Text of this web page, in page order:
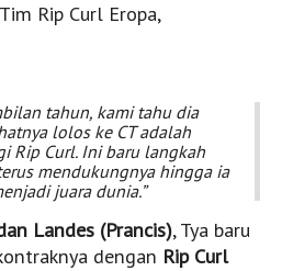
Rip Curl Eropa,
tahun, kami tahu dia
lolos ke CT adalah
Rip Curl. Ini baru langkah
mendukungnya hingga ia
juara dunia.”
Landes (Prancis), Tya baru
dengan Rip Curl